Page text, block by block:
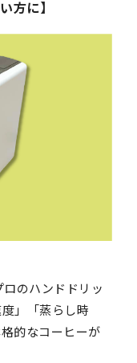
方に】
のハンドドリッ
」「蒸らし時
的なコーヒーが